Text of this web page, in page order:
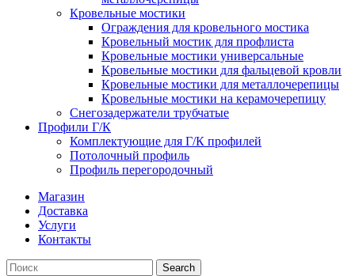
Кровельные мостики
Ограждения для кровельного мостика
Кровельный мостик для профлиста
Кровельные мостики универсальные
Кровельные мостики для фальцевой кровли
Кровельные мостики для металлочерепицы
Кровельные мостики на керамочерепицу
Снегозадержатели трубчатые
Профили Г/К
Комплектующие для Г/К профилей
Потолочный профиль
Профиль перегородочный
Магазин
Доставка
Услуги
Контакты
Search